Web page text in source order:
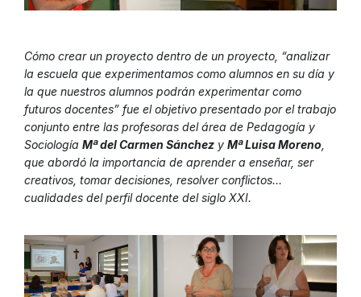
Cómo crear un proyecto dentro de un proyecto, “analizar
la escuela que experimentamos como alumnos en su día y
la que nuestros alumnos podrán experimentar como
futuros docentes” fue el objetivo presentado por el trabajo
conjunto entre las profesoras del área de Pedagogía y
Sociología Mª del Carmen Sánchez y Mª Luisa Moreno
que abordó la importancia de aprender a enseñar, ser
creativos, tomar decisiones, resolver conflictos…
cualidades del perfil docente del siglo XXI.